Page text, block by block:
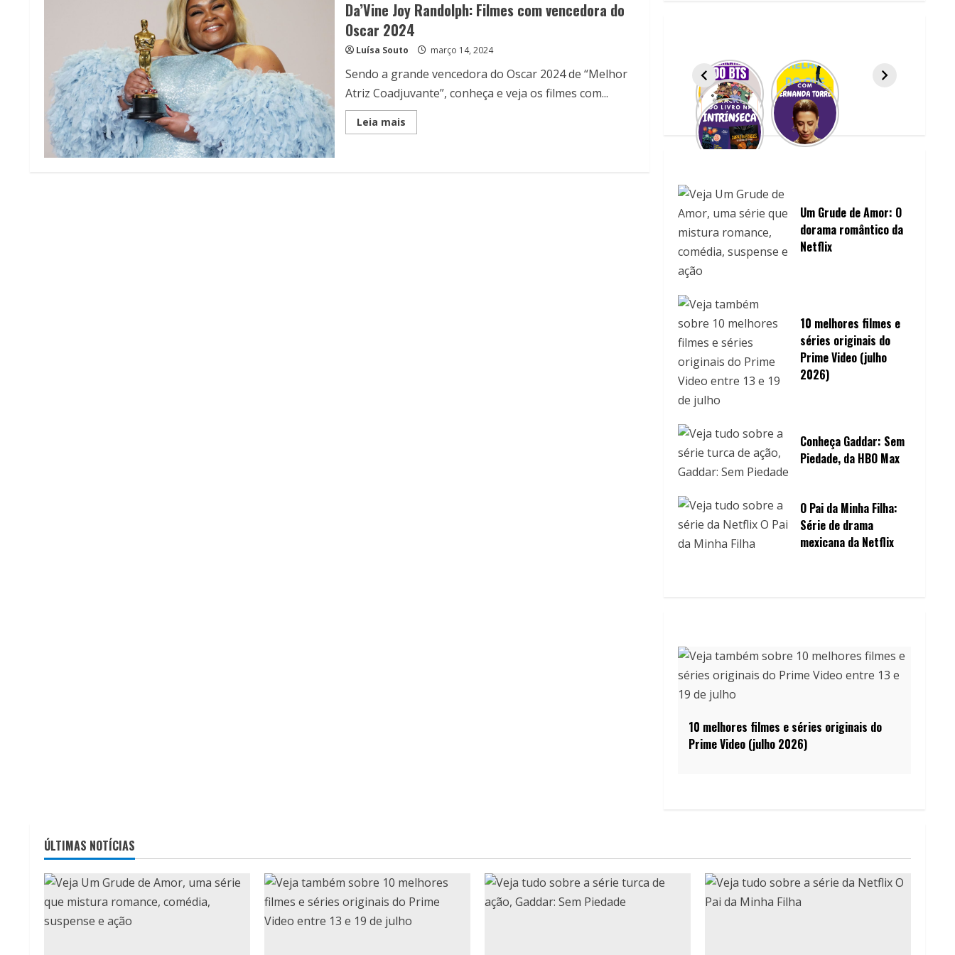
Da’Vine Joy Randolph: Filmes com vencedora do
Oscar 2024
Luísa Souto março 14, 2024
Sendo a grande vencedora do Oscar 2024 de “Melhor
Atriz Coadjuvante”, conheça e veja os filmes com...
Leia maisRead
more
Um Grude de Amor: O
dorama romântico da
Netflix
10 melhores filmes e
séries originais do
Prime Video (julho
2026)
Conheça Gaddar: Sem
Piedade, da HBO Max
O Pai da Minha Filha:
Série de drama
mexicana da Netflix
10 melhores filmes e séries originais do
Prime Video (julho 2026)
ÚLTIMAS NOTÍCIAS